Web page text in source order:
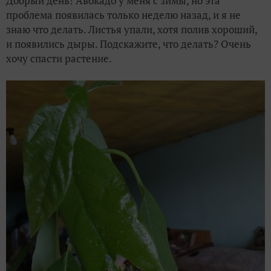
проблема появилась только неделю назад, и я не
знаю что делать. Листья упали, хотя полив хороший,
и появились дыры. Подскажите, что делать? Очень
хочу спасти растение.